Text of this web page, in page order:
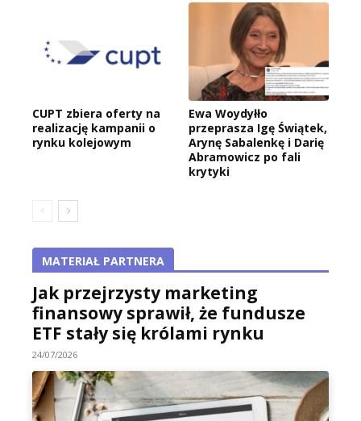
CUPT zbiera oferty na
realizację kampanii o
rynku kolejowym
Ewa Woydyłło
przeprasza Igę Świątek,
Arynę Sabalenkę i Darię
Abramowicz po fali
krytyki
MATERIAŁ PARTNERA
Jak przejrzysty marketing
finansowy sprawił, że fundusze
ETF stały się królami rynku
24/07/2026